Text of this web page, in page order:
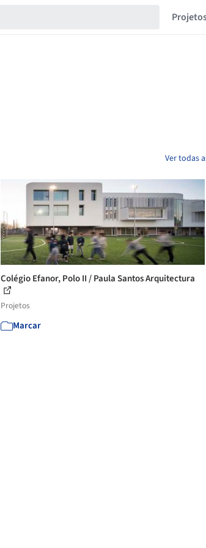
Ver todas
Colégio Efanor, Polo II / Paula Santos Arquitectura
Projetos
Marcar